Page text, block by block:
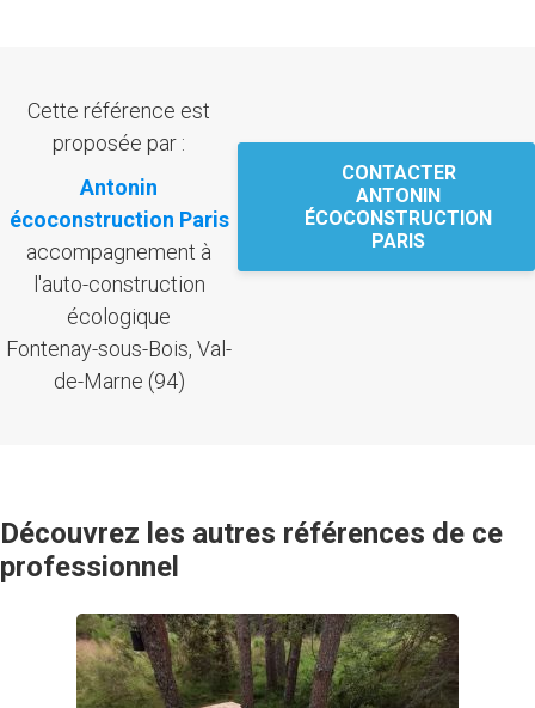
Cette référence est
proposée par :
Antonin
écoconstruction Paris
accompagnement à
l'auto-construction
écologique
Fontenay-sous-Bois, Val-
de-Marne (94)
CONTACTER
ANTONIN
ÉCOCONSTRUCTION
PARIS
Découvrez les autres références de ce
professionnel